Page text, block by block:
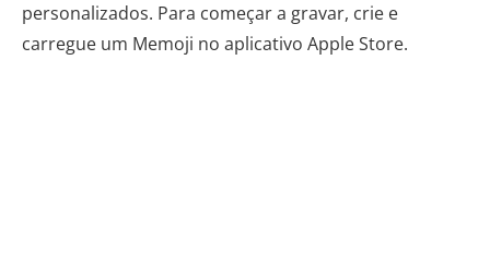
personalizados. Para começar a gravar, crie e
carregue um Memoji no aplicativo Apple Store.